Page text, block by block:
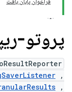
پروتو-
,
,